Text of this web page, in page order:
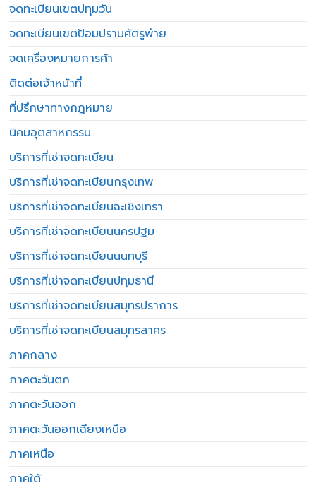
จดทะเบียนเขตปทุมวัน
จดทะเบียนเขตป้อมปราบศัตรูพ่าย
จดเครื่องหมายการค้า
ติดต่อเจ้าหน้าที่
ที่ปรึกษาทางกฎหมาย
นิคมอุตสาหกรรม
บริการที่เช่าจดทะเบียน
บริการที่เช่าจดทะเบียนกรุงเทพ
บริการที่เช่าจดทะเบียนฉะเชิงเทรา
บริการที่เช่าจดทะเบียนนครปฐม
บริการที่เช่าจดทะเบียนนนทบุรี
บริการที่เช่าจดทะเบียนปทุมธานี
บริการที่เช่าจดทะเบียนสมุทรปราการ
บริการที่เช่าจดทะเบียนสมุทรสาคร
ภาคกลาง
ภาคตะวันตก
ภาคตะวันออก
ภาคตะวันออกเฉียงเหนือ
ภาคเหนือ
ภาคใต้